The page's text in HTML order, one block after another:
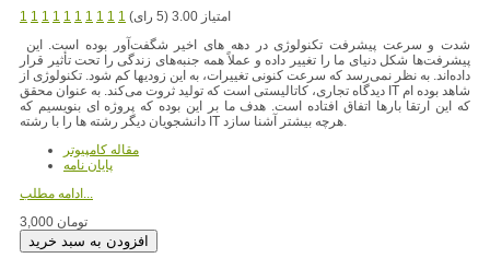
1 1 1 1 1 1 1 1 1 1
امتیاز 3.00 (5 رای)
شدت و سرعت پیشرفت تکنولوژی در دهه های اخیر شگفت‌آور بوده است. این
پیشرفت‌ها شکل دنیای ما را تغییر داده و عملاً همه جنبه‌های زندگی را تحت تأثیر قرار
داده‌اند. به نظر نمی‌رسد که سرعت کنونی تغییرات، به این زودیها کم شود. تکنولوژی‌ از
دیدگاه تجاری، کاتالیستی است که تولید ثروت می‌کند. به عنوان محقق IT شاهد بوده ام
که این ارتقا بارها اتفاق افتاده است. هدف ما بر این بوده که پروژه ای بنویسیم که
مقاله کامپیوتر
پایان نامه
3,000 تومان